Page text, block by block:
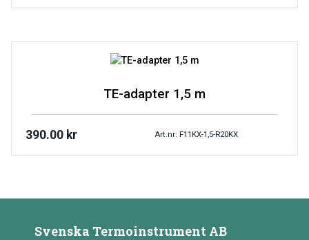
TE-adapter 1,5 m
390.00 kr Art.nr: F11KX-1,5-R20KX
Svenska Termoinstrument AB